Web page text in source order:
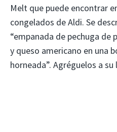
Melt que puede encontrar
congelados de Aldi. Se
“empanada de pechuga de
y queso americano en una
horneada”. Agréguelos a